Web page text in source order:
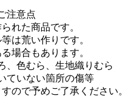
注意点
れた商品です。
は荒い作りです。
場合もあります。
、色むら、生地織りむら
ていない箇所の傷等
ので予めご了承ください。